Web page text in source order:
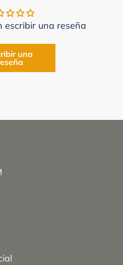
escribir una reseña
una